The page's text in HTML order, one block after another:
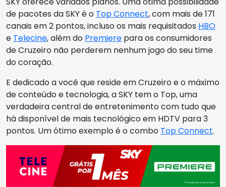
de pacotes da SKY é o Top Connect, com mais de 171
canais em 2 pontos, incluso os mais requisitados HBO
e Telecine, além do Premiere para os consumidores
de Cruzeiro não perderem nenhum jogo do seu time
do coração.
E dedicado a você que reside em Cruzeiro e o máximo
de conteúdo e tecnologia, a SKY tem o Top, uma
verdadeira central de entretenimento com tudo que
há disponível de mais tecnológico em HDTV para 3
pontos. Um ótimo exemplo é o combo Top Connect.